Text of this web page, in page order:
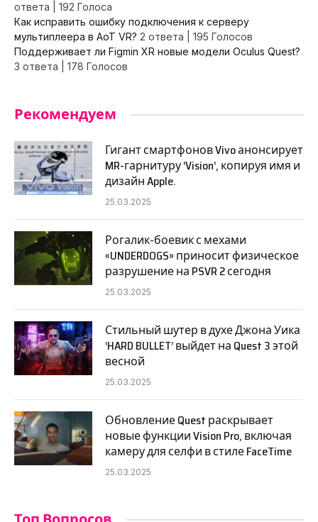
ответа
192 Голоса
Как исправить ошибку подключения к серверу
мультиплеера в AoT VR? 2 ответа
195 Голосов
Поддерживает ли Figmin XR новые модели Oculus Quest?
3 ответа
178 Голосов
Рекомендуем
Гигант смартфонов Vivo анонсирует
MR-гарнитуру ‘Vision’, копируя имя и
дизайн Apple.
25.03.2025
Рогалик-боевик с мехами
«UNDERDOGS» приносит физическое
разрушение на PSVR 2 сегодня
25.03.2025
Стильный шутер в духе Джона Уика
‘HARD BULLET’ выйдет на Quest 3 этой
весной
25.03.2025
Обновление Quest раскрывает
новые функции Vision Pro, включая
камеру для селфи в стиле FaceTime
25.03.2025